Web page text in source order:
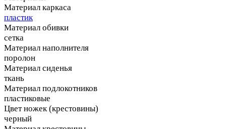
Материал каркаса
пластик
Материал обивки
сетка
Материал наполнителя
поролон
Материал сиденья
ткань
Материал подлокотников
пластиковые
Цвет ножек (крестовины)
черный